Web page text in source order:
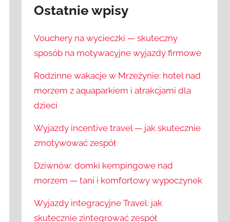
Ostatnie wpisy
Vouchery na wycieczki — skuteczny
sposób na motywacyjne wyjazdy firmowe
Rodzinne wakacje w Mrzeżynie: hotel nad
morzem z aquaparkiem i atrakcjami dla
dzieci
Wyjazdy incentive travel — jak skutecznie
zmotywować zespół
Dziwnów: domki kempingowe nad
morzem — tani i komfortowy wypoczynek
Wyjazdy integracyjne Travel: jak
skutecznie zintegrować zespół